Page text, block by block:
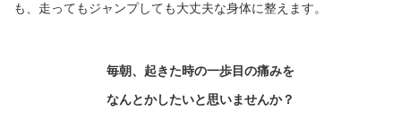
も、走ってもジャンプしても大丈夫な身体に整えます。
毎朝、起きた時の一歩目の痛みを
なんとかしたいと思いませんか？